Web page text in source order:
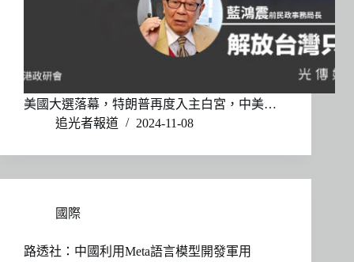
美國大選落幕，特朗普再度入主白宮，中美…
追光者報道
2024-11-08
國際
路透社：中國利用Meta語言模型開發軍用